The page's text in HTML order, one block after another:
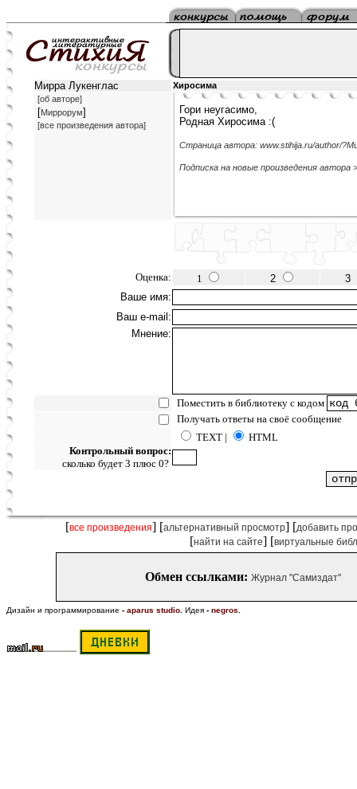
Мирра Лукенглас
Хиросима
[об авторе]
[Миррорум]
[все произведения автора]
Гори неугасимо,
Родная Хиросима :(
Страница автора: www.stihija.ru/author/
Подписка на новые произведения автора
Оценка: 1 2
3
Ваше имя:
Ваш e-mail:
Мнение:
Поместить в библиотеку с кодом
Получать ответы на своё сообщение
TEXT |
HTML
Контрольный вопрос:
сколько будет 3 плюс 0?
[все произведения] [альтернативный просмотр] [добавить
[найти на сайте] [виртуальные
Обмен ссылками: Журнал "Самиздат"
Дизайн и программирование - aparus studio Идея - negros